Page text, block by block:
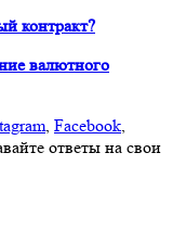
контракт?
валютного
, Facebook,
ответы на свои